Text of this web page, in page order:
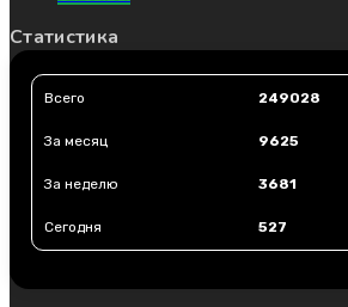
Статистика
Всего 249028
За месяц 9625
За неделю 3681
Сегодня 527